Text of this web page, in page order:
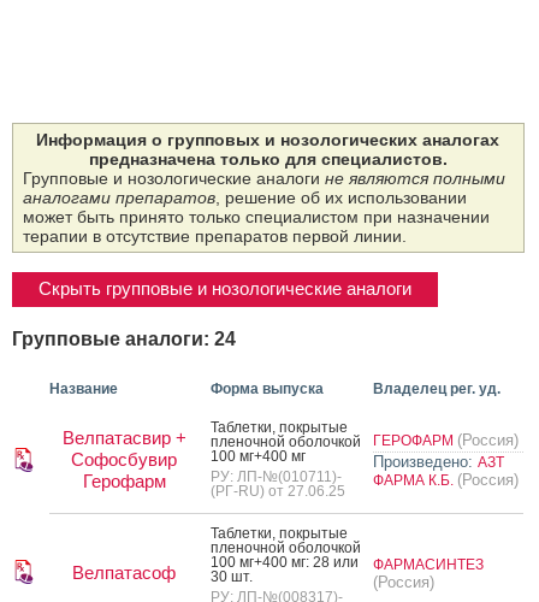
Информация о групповых и нозологических аналогах
предназначена только для специалистов.
Групповые и нозологические аналоги не являются полными
аналогами препаратов, решение об их использовании
может быть принято только специалистом при назначении
терапии в отсутствие препаратов первой линии.
Скрыть групповые и нозологические аналоги
Групповые аналоги: 24
Название Форма выпуска Владелец рег. уд.
Велпатасвир +
Софосбувир
Герофарм
Таб­летки, пок­ры­тые
пле­ноч­ной обо­лоч­кой
100 мг+400 мг
РУ: ЛП-№(010711)-
(РГ-RU) от 27.06.25
ГЕРОФАРМ (Россия)
Произведено: АЗТ
ФАРМА К.Б. (Россия)
Велпатасоф
Таб­летки, пок­ры­тые
пле­ноч­ной обо­лоч­кой
100 мг+400 мг: 28 или
30 шт.
РУ: ЛП-№(008317)-
ФАРМАСИНТЕЗ
(Россия)